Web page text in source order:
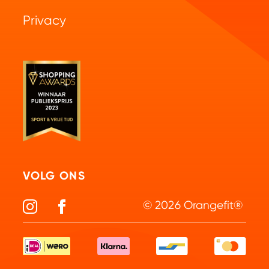
Elektrolyten
Vitamines & Mineralen
Betaalmogelijkheden
Partner worden
Privacy
VOLG ONS
© 2026 Orangefit®